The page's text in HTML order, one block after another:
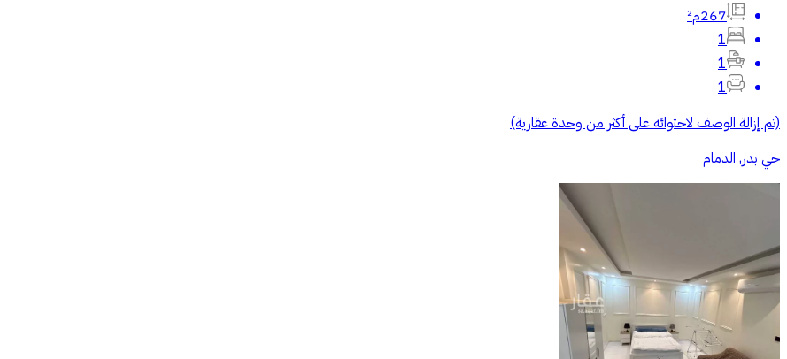
267م²
1
1
1
(تم إزالة الوصف لاحتوائه على أكثر من وحدة عقارية)
حي بدر, الدمام